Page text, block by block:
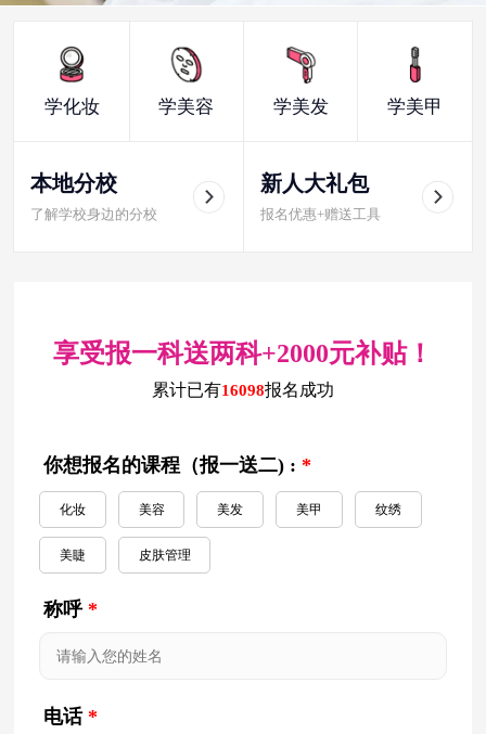
学化妆 学美容 学美发 学美甲
本地分校
了解学校身边的分校
新人大礼包
报名优惠+赠送工具
享受报一科送两科+2000元补贴！
累计已有16098报名成功
你想报名的课程（报一送二) : *
化妆 美容 美发 美甲 纹绣
美睫 皮肤管理
称呼 *
电话 *